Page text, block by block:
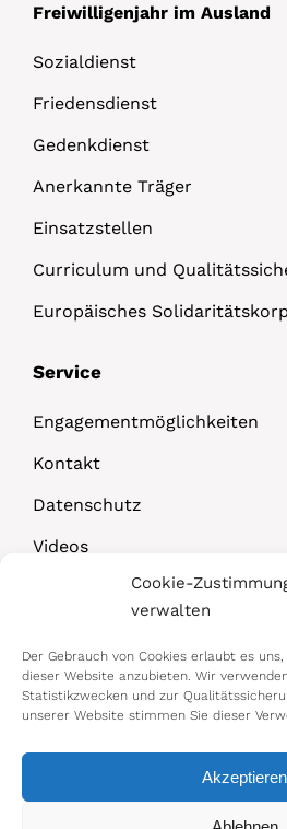
Cookie-
verwalten
Der Gebrauch von Cookies erlaubt es
dieser Website anzubieten. Wir
Statistikzwecken und zur
unserer Website stimmen Sie dieser
Akzeptieren
Freiwilligenjahr im Ausland
Sozialdienst
Friedensdienst
Gedenkdienst
Anerkannte Träger
Einsatzstellen
Curriculum und
Europäisches
Service
Engagementmöglichkeiten
Kontakt
Datenschutz
Videos
© 2026